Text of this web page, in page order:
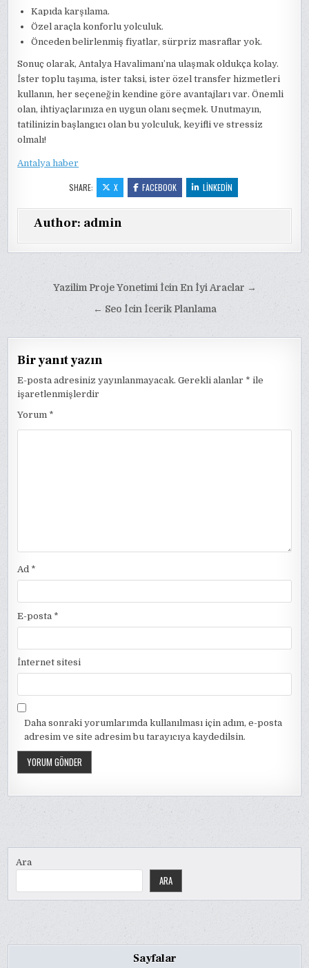
Kapıda karşılama.
Özel araçla konforlu yolculuk.
Önceden belirlenmiş fiyatlar, sürpriz masraflar yok.
Sonuç olarak, Antalya Havalimanı’na ulaşmak oldukça kolay.
İster toplu taşıma, ister taksi, ister özel transfer hizmetleri
kullanın, her seçeneğin kendine göre avantajları var. Önemli
olan, ihtiyaçlarınıza en uygun olanı seçmek. Unutmayın,
tatilinizin başlangıcı olan bu yolculuk, keyifli ve stressiz
olmalı!
Antalya haber
SHARE: X FACEBOOK LINKEDIN
Author: admin
Yazilim Proje Yonetimi İcin En İyi Araclar →
← Seo İcin İcerik Planlama
Bir yanıt yazın
E-posta adresiniz yayınlanmayacak. Gerekli alanlar * ile
işaretlenmişlerdir
Yorum *
Ad *
E-posta *
İnternet sitesi
Daha sonraki yorumlarımda kullanılması için adım, e-posta
adresim ve site adresim bu tarayıcıya kaydedilsin.
Ara
ARA
Sayfalar